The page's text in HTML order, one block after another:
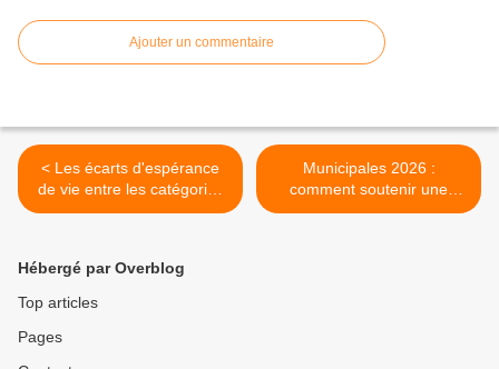
Ajouter un commentaire
< Les écarts d'espérance
de vie entre les catégories
sociales se creusent
Municipales 2026 :
comment soutenir une
personne âgée qui souhaite
Hébergé par Overblog
Top articles
Pages